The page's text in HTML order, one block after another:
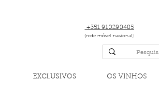
+351 910290405
(rede móvel nacional)
EXCLUSIVOS OS VINHOS